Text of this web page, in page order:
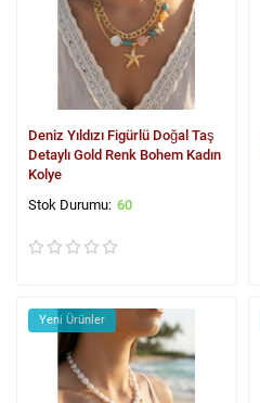
Deniz Yıldızı Figürlü Doğal Taş
Detaylı Gold Renk Bohem Kadın
Kolye
60
Yeni Ürünler